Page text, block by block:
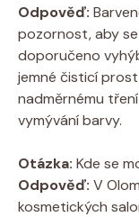
Odpověď:
pozornost, aby
doporučeno
jemné čisticí
nadměrnému
vymývání barvy.
Otázka: Kde se
Odpověď: V
kosmetických